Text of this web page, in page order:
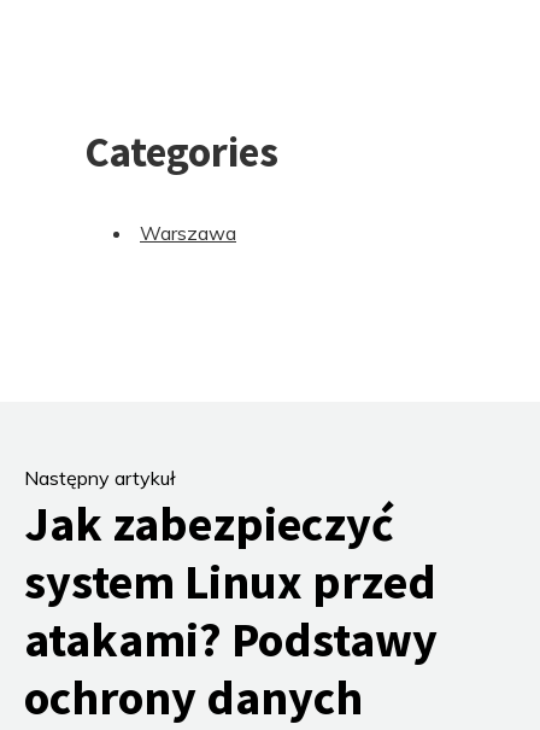
Categories
Warszawa
Następny artykuł
Jak zabezpieczyć
system Linux przed
atakami? Podstawy
ochrony danych